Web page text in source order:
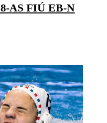
AS FIÚ EB-N